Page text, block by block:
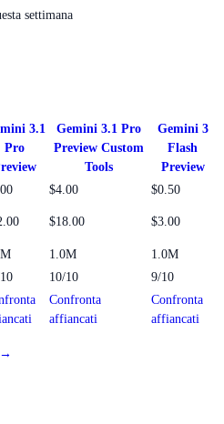
settimana
3.1
Pro
Gemini 3.1 Pro
Preview Custom
Tools
Gemini 3
Flash
Preview
$4.00
$0.50
$18.00 $3.00
1.0M
1.0M
10/10
9/10
Confronta
affiancati
Confronta
affiancati
→